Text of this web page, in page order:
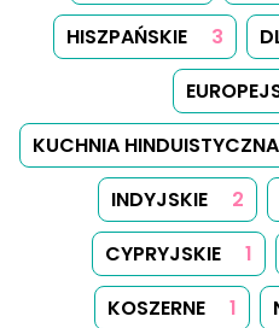
Obeseruj
Porady Kategorie